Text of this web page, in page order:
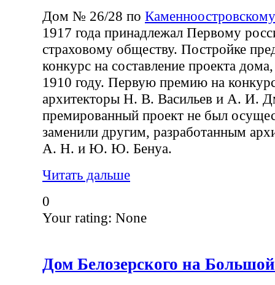
Дом № 26/28 по
1917 года принадлежал Первому
страховому обществу. Постройке
конкурс на составление проекта
1910 году. Первую премию на
архитекторы Н. В. Васильев и А. И.
премированный проект не был
заменили другим, разработанным
А. Н. и Ю. Ю. Бенуа.
Читать дальше
0
Your rating: None
Дом Белозерского на